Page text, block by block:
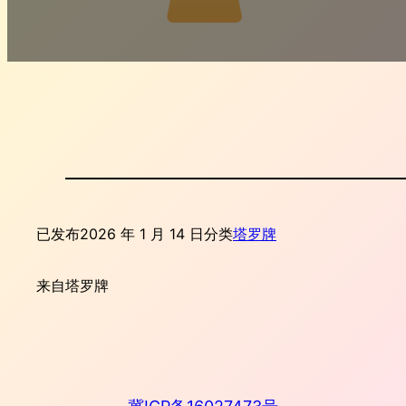
已发布2026 年 1 月 14 日分类塔罗牌
来自塔罗牌